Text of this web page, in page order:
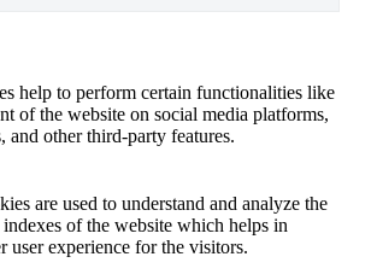
help to perform certain functionalities like
of the website on social media platforms,
and other third-party features.
are used to understand and analyze the
of the website which helps in
user experience for the visitors.